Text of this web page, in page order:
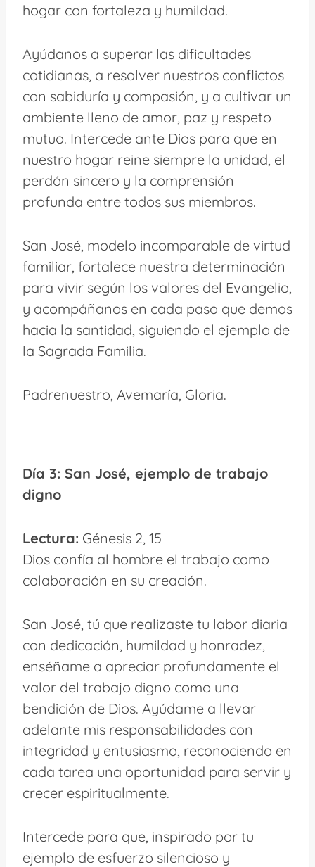
hogar con fortaleza y humildad.
Ayúdanos a superar las dificultades
cotidianas, a resolver nuestros conflictos
con sabiduría y compasión, y a cultivar un
ambiente lleno de amor, paz y respeto
mutuo. Intercede ante Dios para que en
nuestro hogar reine siempre la unidad, el
perdón sincero y la comprensión
profunda entre todos sus miembros.
San José, modelo incomparable de virtud
familiar, fortalece nuestra determinación
para vivir según los valores del Evangelio,
y acompáñanos en cada paso que demos
hacia la santidad, siguiendo el ejemplo de
la Sagrada Familia.
Padrenuestro, Avemaría, Gloria.
Día 3: San José, ejemplo de trabajo
digno
Lectura: Génesis 2, 15
Dios confía al hombre el trabajo como
colaboración en su creación.
San José, tú que realizaste tu labor diaria
con dedicación, humildad y honradez,
enséñame a apreciar profundamente el
valor del trabajo digno como una
bendición de Dios. Ayúdame a llevar
adelante mis responsabilidades con
integridad y entusiasmo, reconociendo en
cada tarea una oportunidad para servir y
crecer espiritualmente.
Intercede para que, inspirado por tu
ejemplo de esfuerzo silencioso y